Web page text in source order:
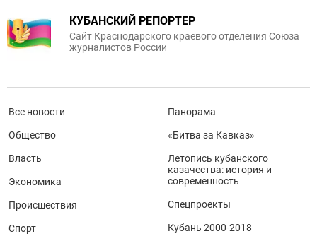
КУБАНСКИЙ РЕПОРТЕР
Сайт Краснодарского краевого отделения Союза
журналистов России
Все новости
Общество
Власть
Экономика
Происшествия
Спорт
Панорама
«Битва за Кавказ»
Летопись кубанского
казачества: история и
современность
Спецпроекты
Кубань 2000-2018